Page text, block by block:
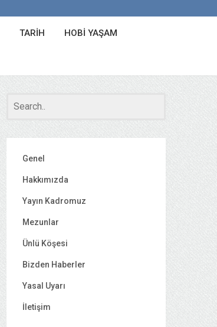
TARIH HOBI YAŞAM
Genel
Hakkımızda
Yayın Kadromuz
Mezunlar
Ünlü Köşesi
Bizden Haberler
Yasal Uyarı
İletişim